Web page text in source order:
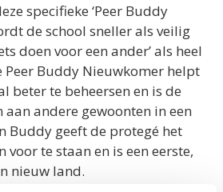
specifieke ‘Peer Buddy
de school sneller als veilig
doen voor een ander’ als heel
Peer Buddy Nieuwkomer helpt
beter te beheersen en is de
andere gewoonten in een
Buddy geeft de protegé het
voor te staan en is een eerste,
nieuw land.